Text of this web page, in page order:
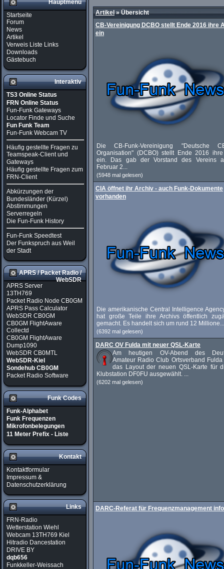
Hauptmenü
Startseite
Forum
News
Artikel
Verweis Liste Links
Downloads
Gästebuch
Interaktiv
TS3 Online Status
FRN Online Status
Fun-Funk Gateways
Locator Finde und Suche
Fun Funk Team
Fun-Funk Webcam TV
Häufig gestellte Fragen zu
Teamspeak-Client und
Gateways
Häufig gestellte Fragen zum
FRN-Client
Abkürzungen der
Bundesländer (Kürzel)
Abstimmungen
Serverregeln
Die Fun-Funk History
Fun-Funk Speedtest
Der Funkspruch aus Weil
der Stadt
APRS / Packet Radio /
WebSDR
APRS Server
13TH769
Packet Radio Node CB0GM
APRS Pass Calculator
WebSDR CB0GM
CB0GM FlightAware
Collectd
CB0GM FlightAware
Dump1090
WebSDR CB0MTL
WebSDR-Kiel
Sondehub CB0GM
Packet Radio Software
Funk Codes
Funk-Alphabet
Funk Frequenzen
Mikrofonbelegungen
11 Meter Prefix - Liste
Kontakt
Kontaktformular
Impressum &
Datenschutzerklärung
Links
FRN-Radio
Wetterstation Wiehl
Webcam 13TH769 Kiel
Hitradio Dancestation
DRIVE BY
dqb656
Funkkeller-Weissach
Artikel»Übersicht
CB-Vereinigung DCBO stellt Ende 2016 ihre
ein
Die CB-Funk-Vereinigung "Deutsche
Organisation" (DCBO) stellt Ende 2016 ihre
ein. Das gab der Vorstand des Vereins
Februar 2...
(5948 mal gelesen)
CIA öffnet ihr Archiv - auch Funk-Dokumente
vorhanden
Die amerikanische Central Intelligence
hat große Teile ihre Archivs öffentlich
gemacht. Es handelt sich um rund 12 Millione...
(6392 mal gelesen)
DARC OV Fulda mit neuer QSL-Karte
Am heutigen OV-Abend des
Amateur Radio Club Ortsverband
das Layout der neuen QSL-Karte für
Klubstation DF0FU ausgewählt. ...
(6202 mal gelesen)
DARC-Referat für Frequenzmanagement